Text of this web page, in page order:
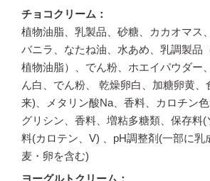
チョコクリーム
植物油脂、乳製品、砂糖、カカオマス
バニラ、なたね油、水あめ、乳調製品
植物油脂）、でん粉、ホエイパウダー
ん白、でん粉、 乾燥卵白、加糖卵黄、
来)、メタリン酸Na、香料、カロチン色
グリシン、香料、増粘多糖類、保存料
料(カロテン、V) 、pH調整剤(一部に乳
麦・卵を含む)